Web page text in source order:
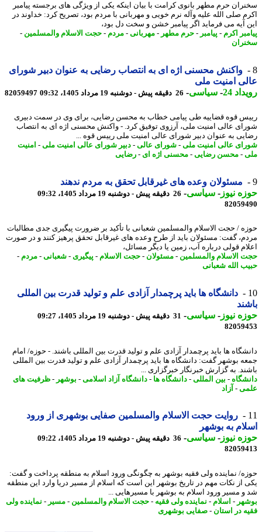
حرم مطهر بانوی کرامت با بیان اینکه یکی از ویژگی های برجسته پیامبر
صلی الله علیه وآله نرم خویی و مهربانی با مردم بود، تصریح کرد: خداوند در
آیه می فرماید اگر پیامبر خشن و سخت دل بود،
اکرم
-پیامبر-حرم مطهر-مهربانی -مردم- حجت الاسلام والمسلمین-
واکنش محسنی اژه ای به انتصاب رضایی به عنوان دبیر شورای
امنیت ملی
24
-سیاسی-26 دقیقه پیش - دوشنبه 19 مرداد 1405، 09:32 82059497
قوه قضاییه طی پیامی خطاب به محسن رضایی، برای وی در سمت دبیری
عالی امنیت ملی، آرزوی توفیق کرد. - واکنش محسنی اژه ای به انتصاب
به عنوان دبیر شورای عالی امنیت ملی رییس قوه ...
عالی امنیت ملی -شورای عالی-دبیر شورای عالی امنیت ملی -امنیت
-محسن رضایی-محسنی اژه ای - رضایی
مسئولان وعده های غیرقابل تحقق به مردم ندهند
نیوز-سیاسی-26 دقیقه پیش - دوشنبه 19 مرداد 1405، 09:32
/ حجت الاسلام والمسلمین شعبانی با تأکید بر ضرورت پیگیری جدی مطالبات
گفت: مسئولان باید از طرح وعده های غیرقابل تحقق پرهیز کنند و در صورت
قولی درباره آب، زمین یا دیگر مسائل،
الاسلام والمسلمین-مسئولان-حجت الاسلام-پیگیری- شعبانی-مردم-
الله شعبانی
دانشگاه ها باید پرچمدار آزادی علم و تولید قدرت بین المللی
نیوز-سیاسی-31 دقیقه پیش - دوشنبه 19 مرداد 1405، 09:27
ها باید پرچمدار آزادی علم و تولید قدرت بین المللی باشند. - حوزه/ امام
بوشهر گفت: دانشگاه ها باید پرچمدار آزادی علم و تولید قدرت بین المللی
به گزارش خبرنگار خبرگزاری ...
-بین المللی-دانشگاه ها- دانشگاه آزاد اسلامی-بوشهر-ظرفیت های
-آزاد
روایت حجت الاسلام والمسلمین صفایی بوشهری از ورود
به بوشهر
نیوز-سیاسی-36 دقیقه پیش - دوشنبه 19 مرداد 1405، 09:22
نماینده ولی فقیه بوشهر به چگونگی ورود اسلام به منطقه پرداخت و گفت:
از نکات مهم در تاریخ بوشهر این است که اسلام از مسیر دریا وارد این منطقه
مسیر ورود اسلام به بوشهر با مسیرهایی ...
-اسلام-نماینده ولی فقیه -حجت الاسلام والمسلمین-مسیر-نماینده ولی
در استان-صفایی بوشهری